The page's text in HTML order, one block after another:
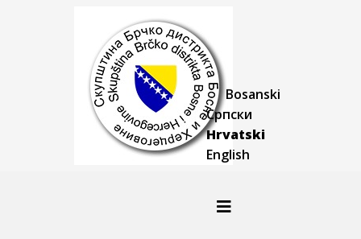
Bosanski
Српски
Hrvatski
English